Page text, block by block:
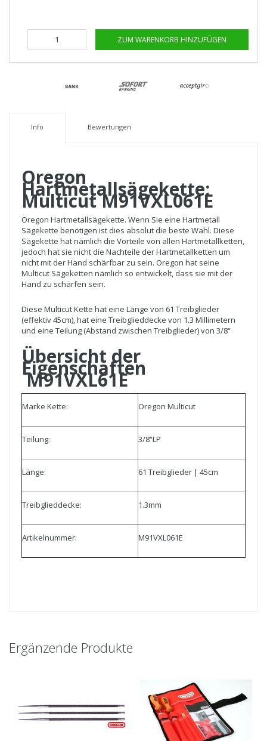
ZUM WARENKORB HINZUFÜGEN
Info Bewertungen
Oregon
Hartmetallsägekette:
Multicut M91VXL061E
Oregon Hartmetallsägekette. Wenn Sie eine Hartmetall
Sägekette benötigen ist dies absolut die beste Wahl. Diese
Sägekette hat nämlich die Vorteile von allen Hartmetallketten,
jedoch hat sie nicht die Nachteile der Hartmetallketten um
nicht mit der Hand schärfbar zu sein. Oregon hat seine
Multicut Sägeketten nämlich so entwickelt, dass sie mit der
Hand zu schärfen sein.
Diese Multicut Kette hat eine Länge von 61 Treibglieder
(effektiv 45cm), hat eine Treibglieddecke von 1.3 Millimetern
und eine Teilung (Abstand zwischen Treibglieder) von 3/8“
Übersicht der
Eigenschaften
M91VXL61E
Marke Kette: Oregon Multicut
Teilung: 3/8“LP
Länge: 61 Treibglieder | 45cm
Treibglieddecke: 1.3mm
Artikelnummer: M91VXL061E
Ergänzende Produkte